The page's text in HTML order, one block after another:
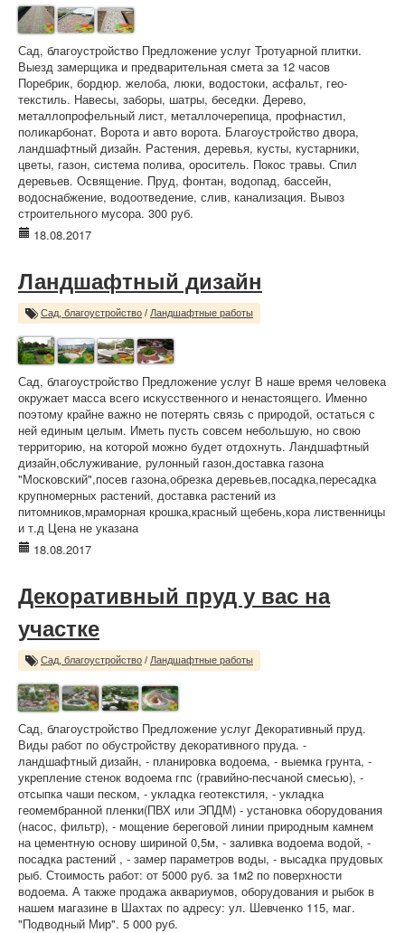
Сад, благоустройство Предложение услуг Тротуарной плитки.
Выезд замерщика и предварительная смета за 12 часов
Поребрик, бордюр. желоба, люки, водостоки, асфальт, гео-
текстиль. Навесы, заборы, шатры, беседки. Дерево,
металлопрофельный лист, металлочерепица, профнастил,
поликарбонат. Ворота и авто ворота. Благоустройство двора,
ландшафтный дизайн. Растения, деревья, кусты, кустарники,
цветы, газон, система полива, ороситель. Покос травы. Спил
деревьев. Освящение. Пруд, фонтан, водопад, бассейн,
водоснабжение, водоотведение, слив, канализация. Вывоз
строительного мусора. 300 руб.
18.08.2017
Ландшафтный дизайн
Сад, благоустройство / Ландшафтные работы
Сад, благоустройство Предложение услуг В наше время человека
окружает масса всего искусственного и ненастоящего. Именно
поэтому крайне важно не потерять связь с природой, остаться с
ней единым целым. Иметь пусть совсем небольшую, но свою
территорию, на которой можно будет отдохнуть. Ландшафтный
дизайн,обслуживание, рулонный газон,доставка газона
"Московский",посев газона,обрезка деревьев,посадка,пересадка
крупномерных растений, доставка растений из
питомников,мраморная крошка,красный щебень,кора лиственницы
и т.д Цена не указана
18.08.2017
Декоративный пруд у вас на
участке
Сад, благоустройство / Ландшафтные работы
Сад, благоустройство Предложение услуг Декоративный пруд.
Виды работ по обустройству декоративного пруда. -
ландшафтный дизайн, - планировка водоема, - выемка грунта, -
укрепление стенок водоема гпс (гравийно-песчаной смесью), -
отсыпка чаши песком, - укладка геотекстиля, - укладка
геомембранной пленки(ПВХ или ЭПДМ) - установка оборудования
(насос, фильтр), - мощение береговой линии природным камнем
на цементную основу шириной 0,5м, - заливка водоема водой, -
посадка растений , - замер параметров воды, - высадка прудовых
рыб. Стоимость работ: от 5000 руб. за 1м2 по поверхности
водоема. А также продажа аквариумов, оборудования и рыбок в
нашем магазине в Шахтах по адресу: ул. Шевченко 115, маг.
"Подводный Мир". 5 000 руб.